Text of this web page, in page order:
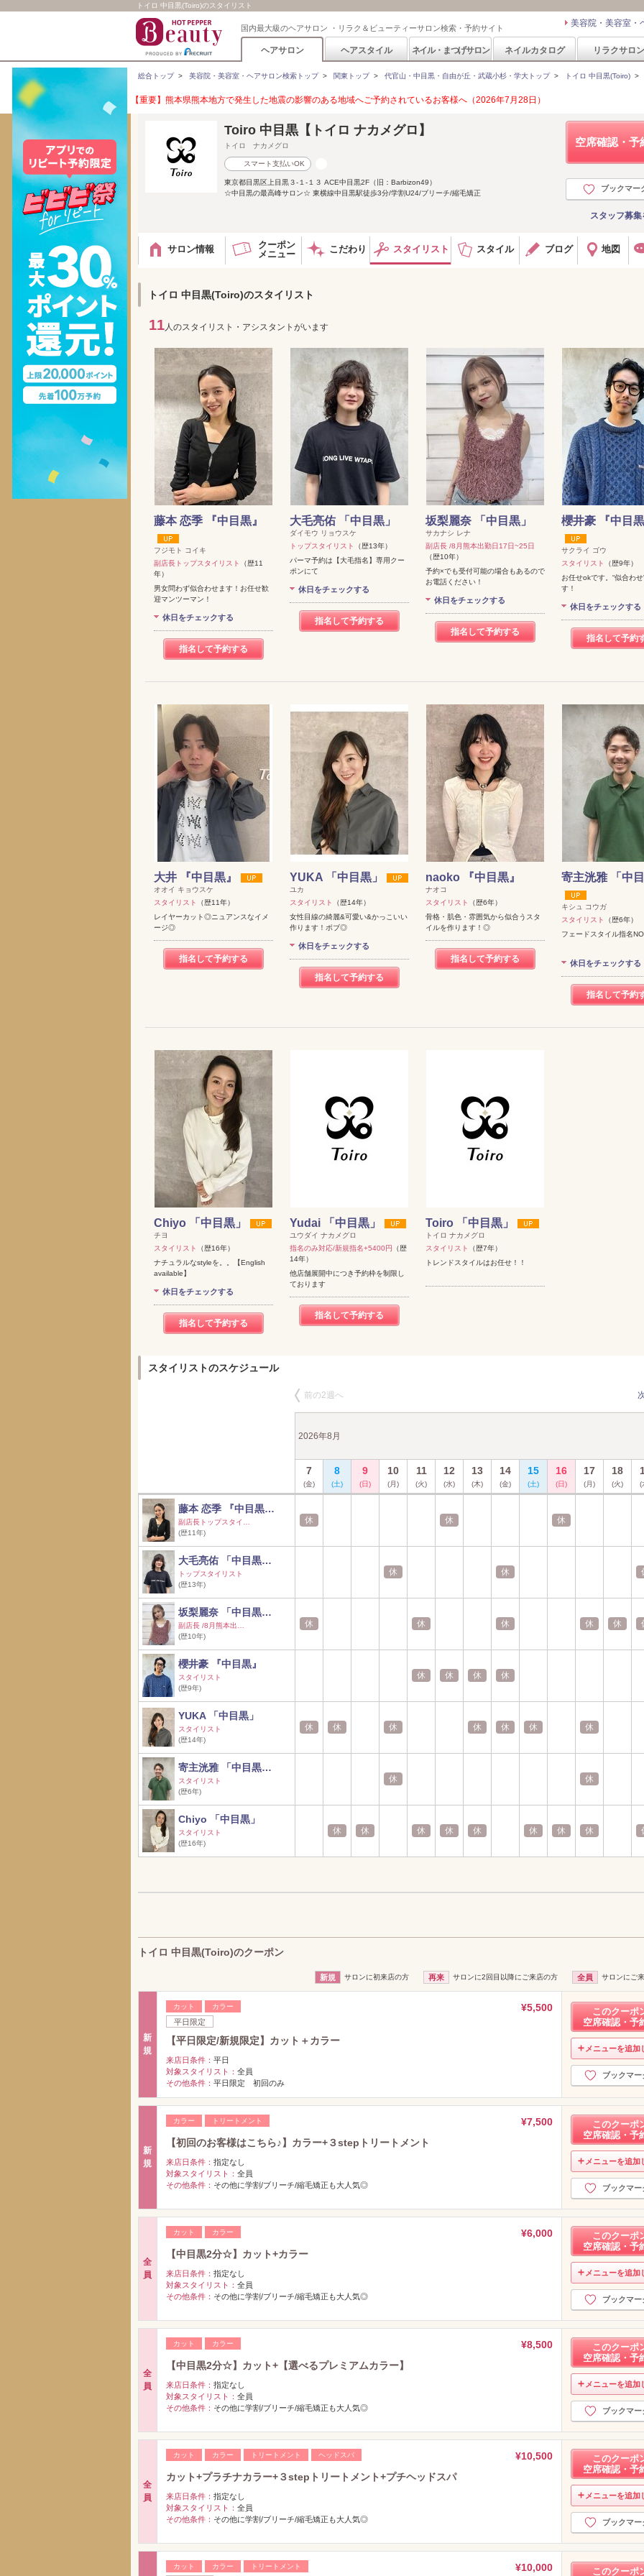
トイロ 中目黒(Toiro)のスタイリスト
国内最大級のヘアサロン ・リラク＆ビューティーサロン検索・予約サイト 美容院・美容室・
ヘアサロン ヘアスタイル ネイル・まつげサロン ネイルカタログ リラクサロン
総合トップ> 美容院・美容室・ヘアサロン検索トップ> 関東トップ> 代官山・中目黒・自由が丘・武蔵小杉・学大トップ> トイロ 中目黒(Toiro)
【重要】熊本県熊本地方で発生した地震の影響のある地域へご予約されているお客様へ（2026年7月28日）
空席確認・予
ブックマー
スタッフ募
Toiro 中目黒【トイロ ナカメグロ】
トイロ ナカメグロ
スマート支払いOK
東京都目黒区上目黒３-１-１３ ACE中目黒2F（旧：Barbizon49）
☆中目黒の最高峰サロン☆ 東横線中目黒駅徒歩3分/学割U24/ブリーチ/縮毛矯正
サロン情報
クーポン
メニュー
こだわり スタイリスト スタイル ブログ 地図
トイロ 中目黒(Toiro)のスタイリスト
11 人のスタイリスト・アシスタントがいます
藤本 恋季 『中目黒』
フジモト コイキ
副店長トップスタイリスト
（歴11
年）
男女問わず似合わせます！お任せ歓
迎マンツーマン！
休日をチェックする
指名して予約する
大毛亮佑 「中目黒」
ダイモウ リョウスケ
トップスタイリスト
（歴13年）
パーマ予約は【大毛指名】専用クー
ポンにて
休日をチェックする
指名して予約する
坂梨麗奈 「中目黒」
サカナシ レナ
副店長 /8月熊本出勤日17日~25日
（歴10年）
予約×でも受付可能の場合もあるので
お電話ください！
休日をチェックする
指名して予約する
櫻井豪 『中目
サクライ ゴウ
スタイリスト
（歴9年）
お任せokです。“似合わせ
す！
休日をチェックする
指名して予約
大井 『中目黒』
オオイ キョウスケ
スタイリスト
（歴11年）
レイヤーカット◎ニュアンスなイメ
ージ◎
指名して予約する
YUKA 「中目黒」
ユカ
スタイリスト
（歴14年）
女性目線の綺麗&可愛い&かっこいい
作ります！ボブ◎
休日をチェックする
指名して予約する
naoko 『中目黒』
ナオコ
スタイリスト
（歴6年）
骨格・肌色・雰囲気から似合うスタ
イルを作ります！◎
指名して予約する
寄主洸雅 「中
キシュ コウガ
スタイリスト
（歴6年）
フェードスタイル指名
休日をチェックする
指名して予約
Chiyo 「中目黒」
チヨ
スタイリスト
（歴16年）
ナチュラルなstyleを。。【English
available】
休日をチェックする
指名して予約する
Yudai 「中目黒」
ユウダイ ナカメグロ
指名のみ対応/新規指名+5400円 （歴
14年）
他店舗展開中につき予約枠を制限し
ております
指名して予約する
Toiro 「中目黒」
トイロ ナカメグロ
スタイリスト
（歴7年）
トレンドスタイルはお任せ！！
スタイリストのスケジュール
前の2週へ
藤本 恋季 『中目黒…
副店長トップスタイ…
(歴11年)
大毛亮佑 「中目黒…
トップスタイリスト
(歴13年)
坂梨麗奈 「中目黒…
副店長 /8月熊本出…
(歴10年)
櫻井豪 『中目黒』
スタイリスト
(歴9年)
YUKA 「中目黒」
スタイリスト
(歴14年)
寄主洸雅 「中目黒…
スタイリスト
(歴6年)
Chiyo 「中目黒」
スタイリスト
(歴16年)
2026年8月
7
(金)
8
(土)
9
(日)
10
(月)
11
(火)
12
(水)
13
(木)
14
(金)
15
(土)
16
(日)
17
(月)
18
(火) (
休 休 休
休 休
休 休 休 休 休
休 休 休 休
休 休 休 休 休 休 休
休 休
休 休 休 休 休 休 休 休
トイロ 中目黒(Toiro)のクーポン
新規 サロンに初来店の方 再来 サロンに2回目以降にご来店の方 全員 サロンにご
新
規
カット カラー
平日限定
¥5,500
【平日限定/新規限定】カット＋カラー
来店日条件： 平日
対象スタイリスト： 全員
その他条件： 平日限定 初回のみ
このクーポ
空席確認・予
メニューを追加
ブックマー
新
規
カラー トリートメント
¥7,500
【初回のお客様はこちら♪】カラー+３stepトリートメント
来店日条件： 指定なし
対象スタイリスト： 全員
その他条件： その他に学割/ブリーチ/縮毛矯正も大人気◎
このクーポ
空席確認・予
メニューを追加
ブックマー
全
員
カット カラー
¥6,000
【中目黒2分☆】カット+カラー
来店日条件： 指定なし
対象スタイリスト： 全員
その他条件： その他に学割/ブリーチ/縮毛矯正も大人気◎
このクーポ
空席確認・予
メニューを追加
ブックマー
全
員
カット カラー
¥8,500
【中目黒2分☆】カット+【選べるプレミアムカラー】
来店日条件： 指定なし
対象スタイリスト： 全員
その他条件： その他に学割/ブリーチ/縮毛矯正も大人気◎
このクーポ
空席確認・予
メニューを追加
ブックマー
全
員
カット カラー トリートメント ヘッドスパ
¥10,500
カット+プラチナカラー+３stepトリートメント+プチヘッドスパ
来店日条件： 指定なし
対象スタイリスト： 全員
その他条件： その他に学割/ブリーチ/縮毛矯正も大人気◎
このクーポ
空席確認・予
メニューを追加
ブックマー
カット カラー トリートメント ¥10,000 このクーポ